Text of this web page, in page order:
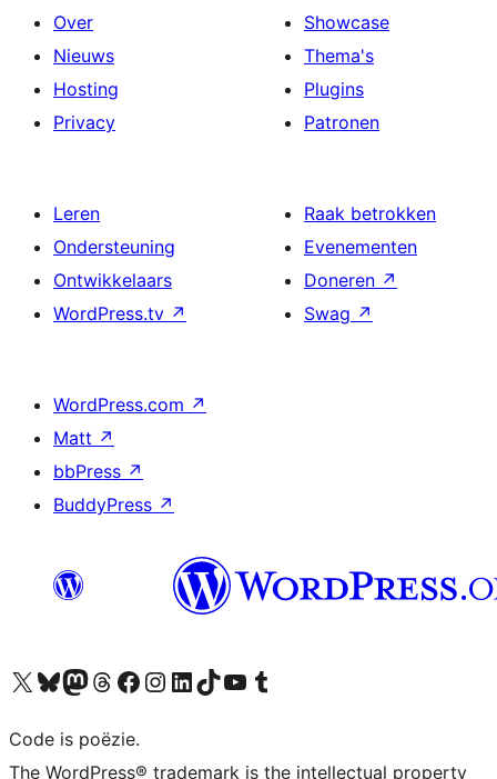
Over
Nieuws
Hosting
Privacy
Showcase
Thema's
Plugins
Patronen
Leren
Ondersteuning
Ontwikkelaars
WordPress.tv ↗
Raak betrokken
Evenementen
Doneren ↗
Swag ↗
WordPress.com ↗
Matt ↗
bbPress ↗
BuddyPress ↗
Bezoek ons X (voorheen Twitter) account
Bezoek ons Bluesky account
Bezoek ons Mastodon account
Bezoek ons Threads account
Onze Facebook pagina bezoeken
Bezoek ons Instagram account
Bezoek ons LinkedIn account
Bezoek ons TikTok account
Bezoek ons YouTube kanaalBezoek ons Tumblr account
Code is poëzie.
The WordPress® trademark is the intellectual property